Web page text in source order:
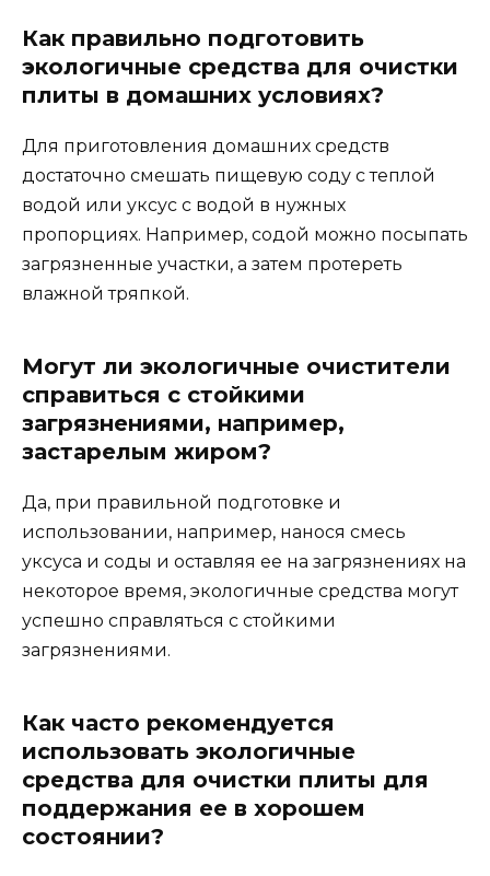
Как правильно подготовить
экологичные средства для очистки
плиты в домашних условиях?
Для приготовления домашних средств
достаточно смешать пищевую соду с теплой
водой или уксус с водой в нужных
пропорциях. Например, содой можно посыпать
загрязненные участки, а затем протереть
влажной тряпкой.
Могут ли экологичные очистители
справиться с стойкими
загрязнениями, например,
застарелым жиром?
Да, при правильной подготовке и
использовании, например, нанося смесь
уксуса и соды и оставляя ее на загрязнениях на
некоторое время, экологичные средства могут
успешно справляться с стойкими
загрязнениями.
Как часто рекомендуется
использовать экологичные
средства для очистки плиты для
поддержания ее в хорошем
состоянии?